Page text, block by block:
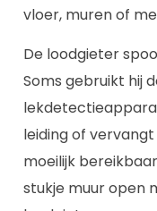
vloer, muren of
De loodgieter
Soms gebruikt hij
leiding of
moeilijk
stukje muur open